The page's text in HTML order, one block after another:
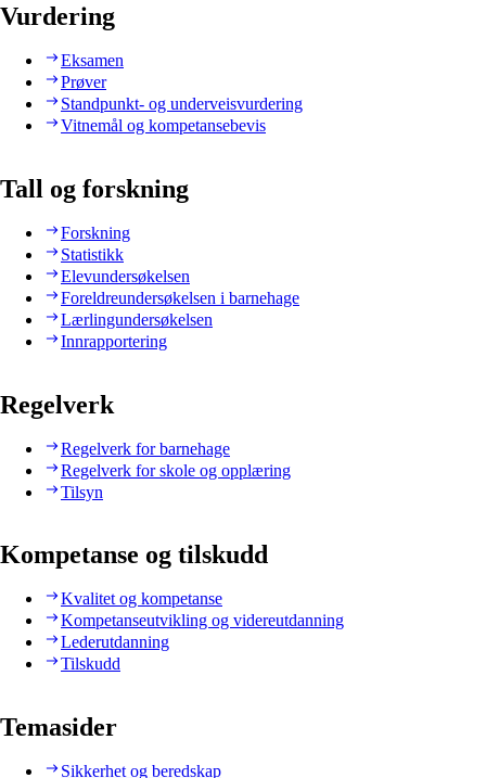
Vurdering
Eksamen
Prøver
Standpunkt- og underveisvurdering
Vitnemål og kompetansebevis
Tall og forskning
Forskning
Statistikk
Elevundersøkelsen
Foreldreundersøkelsen i barnehage
Lærlingundersøkelsen
Innrapportering
Regelverk
Regelverk for barnehage
Regelverk for skole og opplæring
Tilsyn
Kompetanse og tilskudd
Kvalitet og kompetanse
Kompetanseutvikling og videreutdanning
Lederutdanning
Tilskudd
Temasider
Sikkerhet og beredskap